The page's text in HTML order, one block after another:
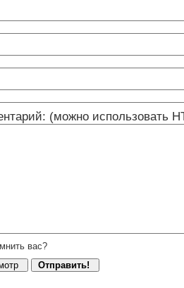
(можно использовать
вас?